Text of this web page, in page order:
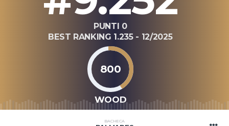
PUNTI 0
BEST RANKING 1.235 - 12/2025
800
WOOD
BACHECA